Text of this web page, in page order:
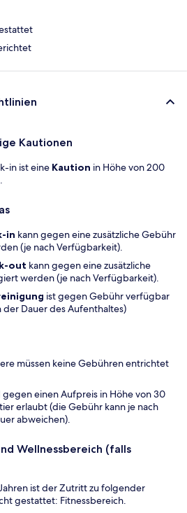
Kautionen
in ist eine Kaution in Höhe von 200
in kann gegen eine zusätzliche Gebühr
(je nach Verfügbarkeit).
out kann gegen eine zusätzliche
werden (je nach Verfügbarkeit).
ist gegen Gebühr verfügbar
der Dauer des Aufenthaltes)
müssen keine Gebühren entrichtet
gegen einen Aufpreis in Höhe von 30
erlaubt (die Gebühr kann je nach
abweichen).
Wellnessbereich (falls
ist der Zutritt zu folgender
gestattet: Fitnessbereich.